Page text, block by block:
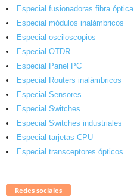
Especial fusionadoras fibra óptica
Especial módulos inalámbricos
Especial osciloscopios
Especial OTDR
Especial Panel PC
Especial Routers inalámbricos
Especial Sensores
Especial Switches
Especial Switches industriales
Especial tarjetas CPU
Especial transceptores ópticos
Redes sociales